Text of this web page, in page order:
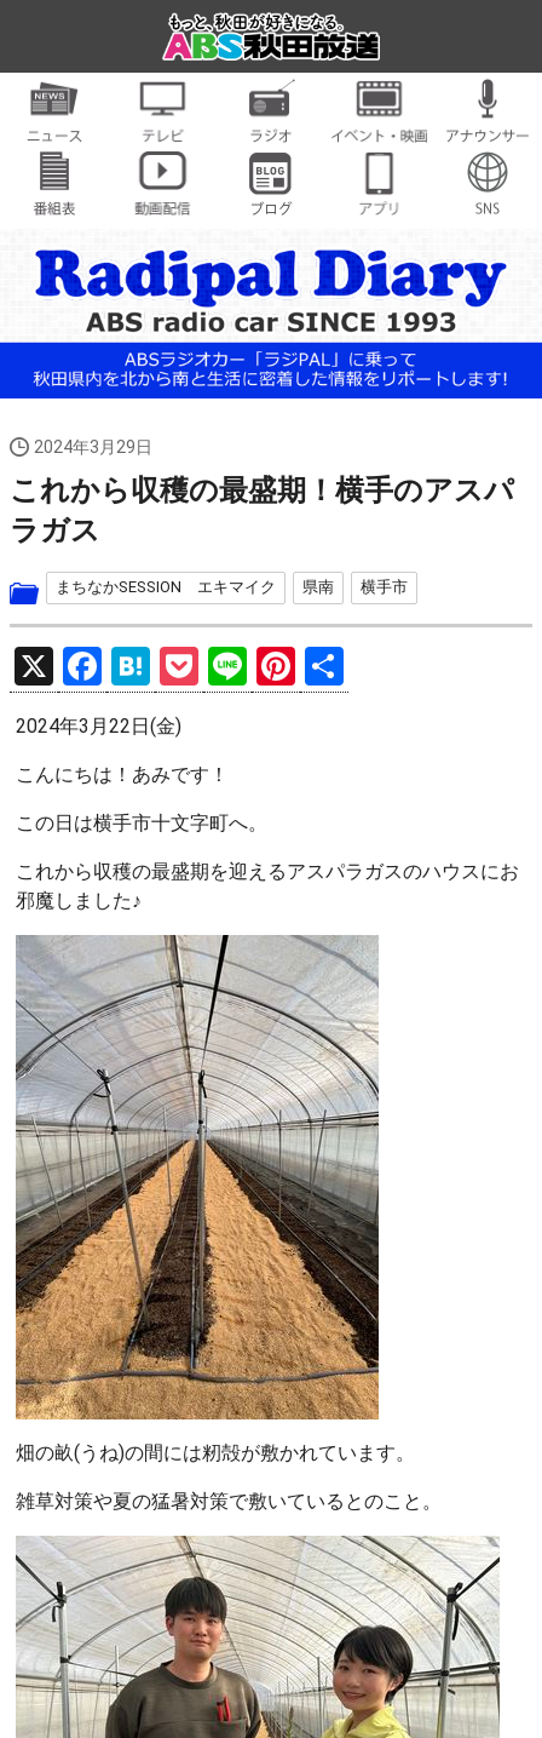
2024年3月29日
これから収穫の最盛期！横手のアスパ
ラガス
まちなかSESSION エキマイク 県南 横手市
X
F
a
ce
b
o
o
k
H
at
e
n
a
P
o
et
Li
n
Pi
nt 有
2024年3月22日(金)
こんにちは！あみです！
この日は横手市十文字町へ。
これから収穫の最盛期を迎えるアスパラガスのハウスにお
邪魔しました♪
畑の畝(うね)の間には籾殻が敷かれています。
雑草対策や夏の猛暑対策で敷いているとのこと。